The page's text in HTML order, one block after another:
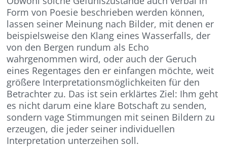
Form von Poesie beschrieben werden können,
lassen seiner Meinung nach Bilder, mit denen er
beispielsweise den Klang eines Wasserfalls, der
von den Bergen rundum als Echo
wahrgenommen wird, oder auch der Geruch
eines Regentages den er einfangen möchte, weit
größere Interpretationsmöglichkeiten für den
Betrachter zu. Das ist sein erklärtes Ziel: Ihm geht
es nicht darum eine klare Botschaft zu senden,
sondern vage Stimmungen mit seinen Bildern zu
erzeugen, die jeder seiner individuellen
Interpretation unterzeihen soll.